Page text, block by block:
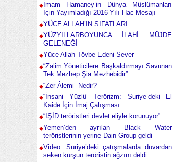
İmam Hamaney’in Dünya Müslümanları
İçin Yayımladığı 2016 Yılı Hac Mesajı
YÜCE ALLAH’IN SIFATLARI
YÜZYILLARBOYUNCA İLAHİ MÜJDE
GELENEĞİ
Yüce Allah Tövbe Edeni Sever
“Zalim Yöneticilere Başkaldırmayı Savunan
Tek Mezhep Şia Mezhebidir”
“Zer Âlemi” Nedir?
“İnsani Yüzlü” Terörizm: Suriye’deki El
Kaide İçin İmaj Çalışması
“IŞİD teröristleri devlet eliyle korunuyor”
Yemen’den ayrılan Black Water
teröristlerinin yerine Dain Group geldi
Video: Suriye’deki çatışmalarda duvardan
seken kurşun teröristin ağzını deldi